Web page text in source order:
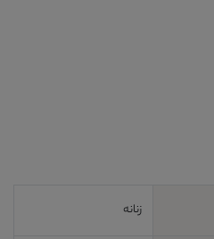
زنانه